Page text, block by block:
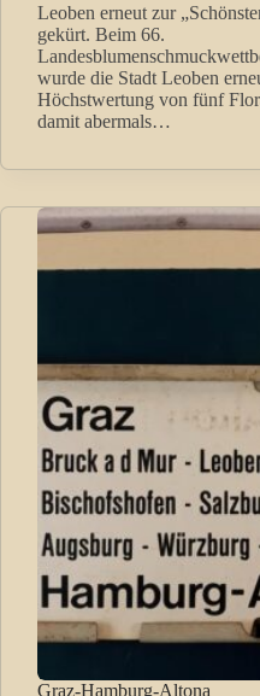
Leoben erneut zur
gekürt. Beim 66.
wurde die Stadt Leoben
Höchstwertung von fünf
damit abermals…
Graz-Hamburg-Altona